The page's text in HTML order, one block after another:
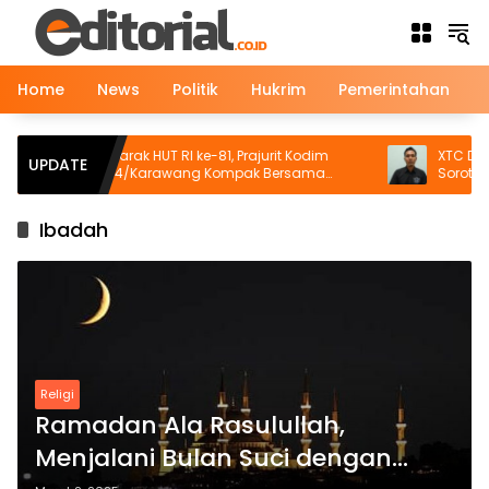
Langsung
konten
Home
News Politik Hukrim Pemerintahan
UPDATE
Semarak HUT RI ke-81, Prajurit Kodim
0604/Karawang Kompak Bersama
Keluarga
XTC DPC
Soroti
Geruduk
Ibadah
Religi
Ramadan Ala Rasulullah,
Menjalani Bulan Suci dengan